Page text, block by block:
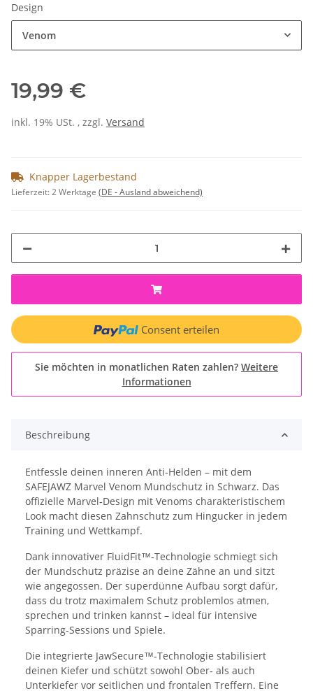
Design
Venom
19,99 €
inkl. 19% USt. , zzgl. Versand
Knapper Lagerbestand
Lieferzeit:2 Werktage (DE - Ausland abweichend)
Consent erteilen
Sie möchten in monatlichen Raten zahlen? Weitere
Informationen
Beschreibung
Entfessle deinen inneren Anti‑Helden – mit dem
SAFEJAWZ Marvel Venom Mundschutz in Schwarz. Das
offizielle Marvel‑Design mit Venoms charakteristischem
Look macht diesen Zahnschutz zum Hingucker in jedem
Training und Wettkampf.
Dank innovativer FluidFit™‑Technologie schmiegt sich
der Mundschutz präzise an deine Zähne an und sitzt
wie angegossen. Der superdünne Aufbau sorgt dafür,
dass du trotz maximalem Schutz problemlos atmen,
sprechen und trinken kannst – ideal für intensive
Sparring‑Sessions und Spiele.
Die integrierte JawSecure™‑Technologie stabilisiert
deinen Kiefer und schützt sowohl Ober‑ als auch
Unterkiefer vor seitlichen und frontalen Treffern. Eine